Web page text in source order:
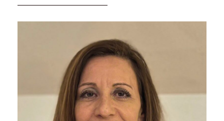
____________________